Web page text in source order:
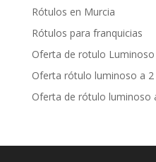
Rótulos en Murcia
Rótulos para franquicias
Oferta de rotulo
Oferta rótulo luminoso a 2
Oferta de rótulo luminoso